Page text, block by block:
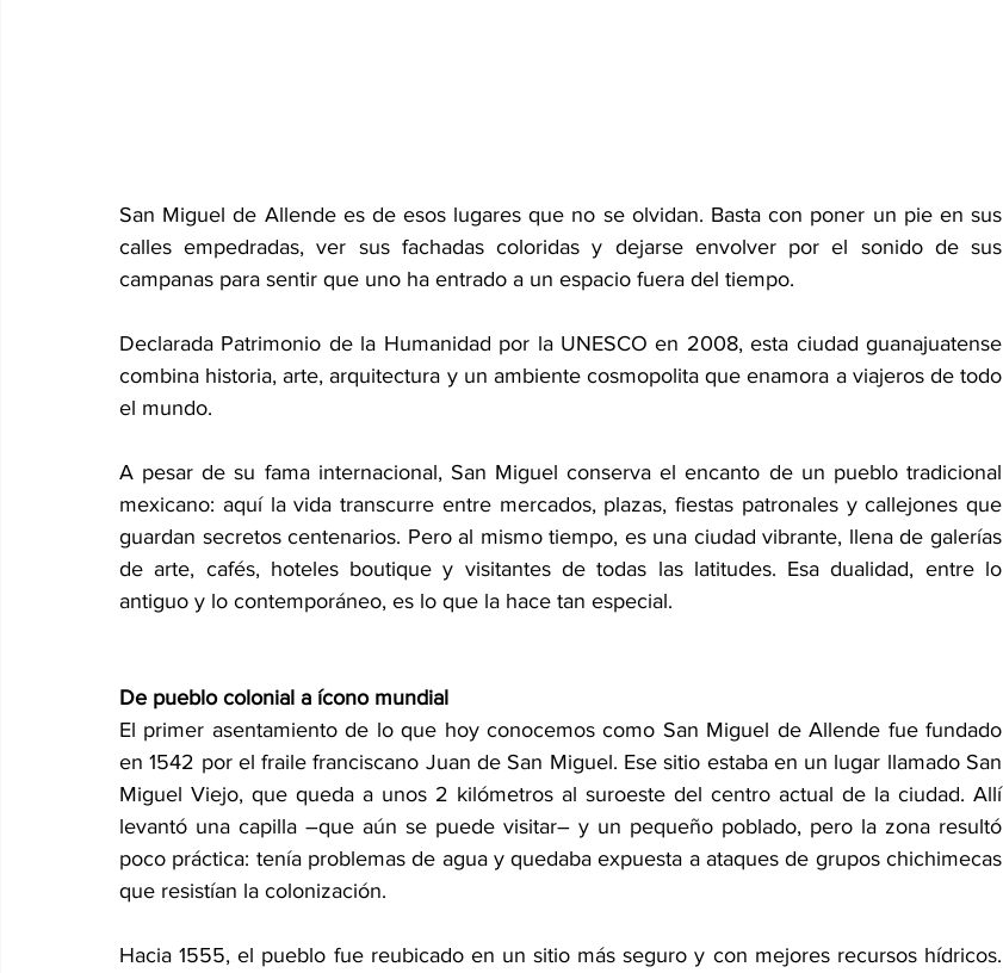
San Miguel de Allende es de esos lugares que no se olvidan. Basta con poner un pie en sus
calles empedradas, ver sus fachadas coloridas y dejarse envolver por el sonido de sus
campanas para sentir que uno ha entrado a un espacio fuera del tiempo.
Declarada Patrimonio de la Humanidad por la UNESCO en 2008, esta ciudad guanajuatense
combina historia, arte, arquitectura y un ambiente cosmopolita que enamora a viajeros de todo
el mundo.
A pesar de su fama internacional, San Miguel conserva el encanto de un pueblo tradicional
mexicano: aquí la vida transcurre entre mercados, plazas, fiestas patronales y callejones que
guardan secretos centenarios. Pero al mismo tiempo, es una ciudad vibrante, llena de galerías
de arte, cafés, hoteles boutique y visitantes de todas las latitudes. Esa dualidad, entre lo
antiguo y lo contemporáneo, es lo que la hace tan especial.
De pueblo colonial a ícono mundial
El primer asentamiento de lo que hoy conocemos como San Miguel de Allende fue fundado
en 1542 por el fraile franciscano Juan de San Miguel. Ese sitio estaba en un lugar llamado San
Miguel Viejo, que queda a unos 2 kilómetros al suroeste del centro actual de la ciudad. Allí
levantó una capilla –que aún se puede visitar– y un pequeño poblado, pero la zona resultó
poco práctica: tenía problemas de agua y quedaba expuesta a ataques de grupos chichimecas
que resistían la colonización.
Hacia 1555, el pueblo fue reubicado en un sitio más seguro y con mejores recursos hídricos.